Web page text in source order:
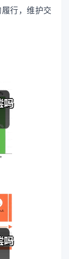
行，维护交